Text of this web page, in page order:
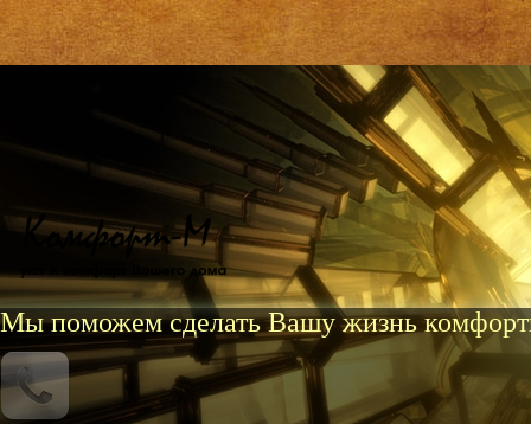
Мы поможем сделать Вашу жизнь